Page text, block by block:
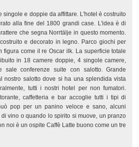
singole e doppie da affittare. L'hotel è costruito
alla fine del 1800 grandi case. L'idea è di
che segna Norrtälje in questo momento.
e decorato in legno. Parco giochi per
figura come il re Oscar ilk. La superficie totale
in 18 camere doppie, 4 singole camere,
sale conferenze suite con salotto. Grande
nostro salotto dove si ha una splendida vista
tutti i nostri hotel per non fumatori.
caffetteria e bar accoglie tutti i tipi di
pop per un panino veloce e sano, alcuni
vino o quando lo spirito si muove, un pranzo
noi è un ospite Caffè Latte buono come un tre